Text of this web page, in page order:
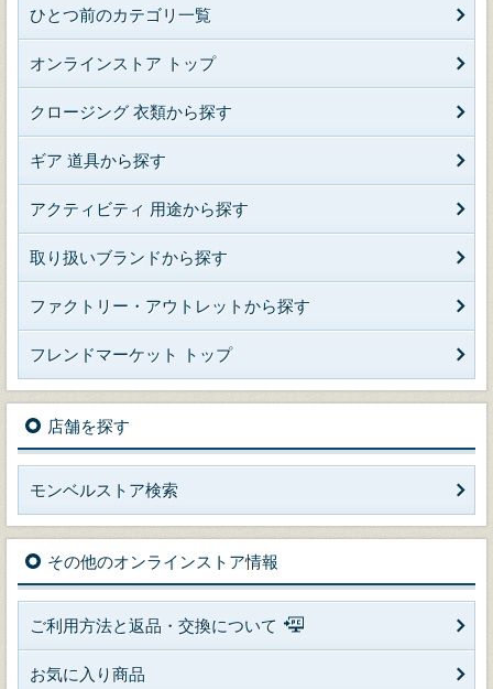
ひとつ前のカテゴリ一覧
オンラインストア トップ
クロージング 衣類から探す
ギア 道具から探す
アクティビティ 用途から探す
取り扱いブランドから探す
ファクトリー・アウトレットから探す
フレンドマーケット トップ
店舗を探す
モンベルストア検索
その他のオンラインストア情報
ご利用方法と返品・交換について
お気に入り商品